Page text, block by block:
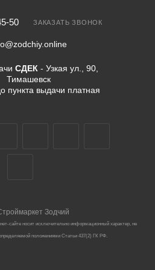
50 ЗАКАЗАТЬ ЗВОНОК
СДЕК - Узкая ул., 90,
Тимашевск
пункта выдачи платная
Зодчий
сайте носит исключительно информационный характер, не
положениями Статьи 437(2) ГК РФ.